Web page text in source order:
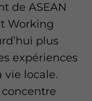
de ASEAN
Working
plus
expériences
vie locale.
concentre